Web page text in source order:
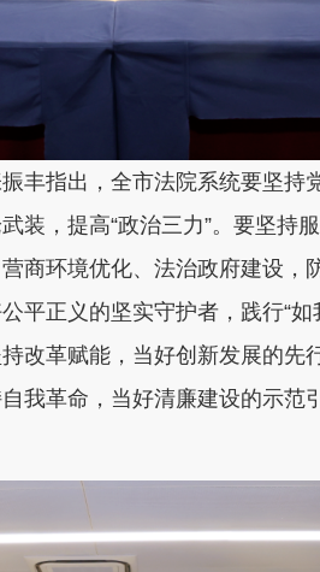
丰指出，全市法院系统要坚持
装，提高“政治三力”。要坚持
商环境优化、法治政府建设，
平正义的坚实守护者，践行“
改革赋能，当好创新发展的先
我革命，当好清廉建设的示范